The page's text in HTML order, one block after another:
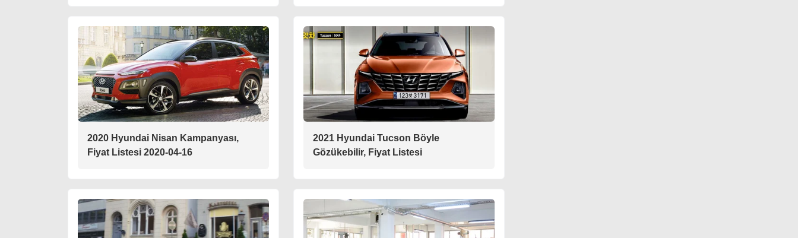
2020 Hyundai Nisan Kampanyası,
Fiyat Listesi 2020-04-16
2021 Hyundai Tucson Böyle
Gözükebilir, Fiyat Listesi